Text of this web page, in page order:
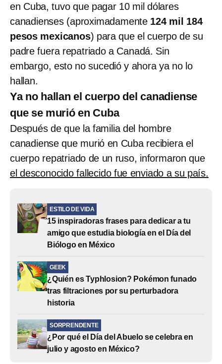
en Cuba, tuvo que pagar 10 mil dólares
canadienses (aproximadamente 124 mil 184
pesos mexicanos) para que el cuerpo de su
padre fuera repatriado a Canadá. Sin
embargo, esto no sucedió y ahora ya no lo
hallan.
Ya no hallan el cuerpo del canadiense
que se murió en Cuba
Después de que la familia del hombre
canadiense que murió en Cuba recibiera el
cuerpo repatriado de un ruso, informaron que
el desconocido fallecido fue enviado a su país.
ESTILO DE VIDA
15 inspiradoras frases para dedicar a tu
amigo que estudia biología en el Día del
Biólogo en México
GEEK
¿Quién es Typhlosion? Pokémon funado
tras filtraciones por su perturbadora
historia
SORPRENDENTE
¿Por qué el Día del Abuelo se celebra en
julio y agosto en México?